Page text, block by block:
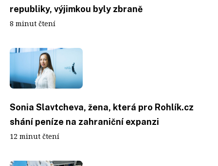
republiky, výjimkou byly zbraně
8 minut čtení
Sonia Slavtcheva, žena, která pro Rohlík.cz
shání peníze na zahraniční expanzi
12 minut čtení